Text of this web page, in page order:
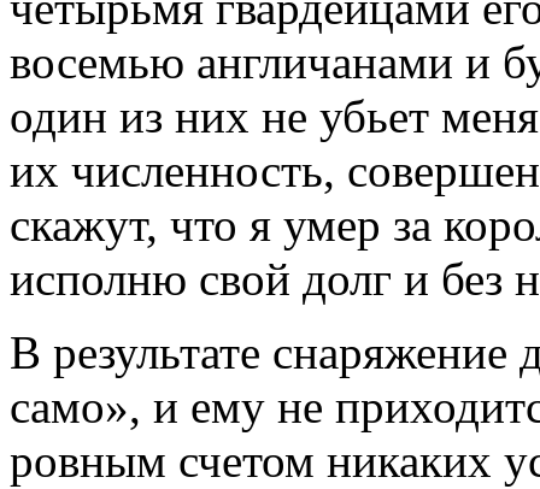
восемью англичанами и
один из них не убьет
их численность,
скажут, что я умер за
исполню свой долг и без
В результате снаряжение
само», и ему не
ровным счетом никаких